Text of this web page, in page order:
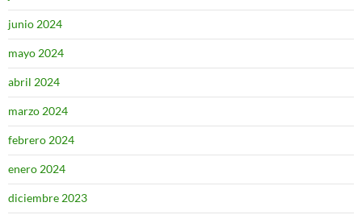
junio 2024
mayo 2024
abril 2024
marzo 2024
febrero 2024
enero 2024
diciembre 2023